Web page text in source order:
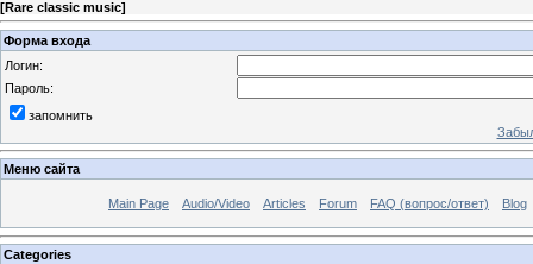
[Rare classic music]
Форма входа
Логин:
Пароль:
запомнить
Меню сайта
Main Page Audio/Video Articles Forum FAQ (вопрос/ответ) Blog
Categories